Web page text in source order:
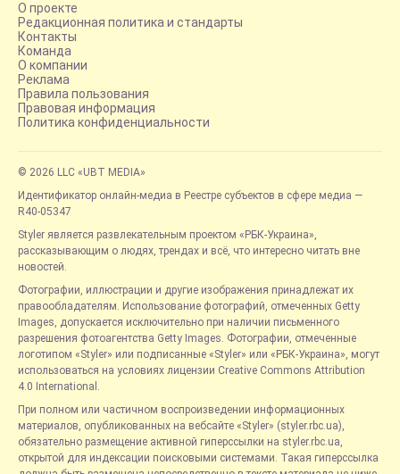
О проекте
Редакционная политика и стандарты
Контакты
Команда
О компании
Реклама
Правила пользования
Правовая информация
Политика конфиденциальности
© 2026 LLC «UBT MEDIA»
Идентификатор онлайн-медиа в Реестре субъектов в сфере медиа —
R40-05347
Styler является развлекательным проектом «РБК-Украина»,
рассказывающим о людях, трендах и всё, что интересно читать вне
новостей.
Фотографии, иллюстрации и другие изображения принадлежат их
правообладателям. Использование фотографий, отмеченных Getty
Images, допускается исключительно при наличии письменного
разрешения фотоагентства Getty Images. Фотографии, отмеченные
логотипом «Styler» или подписанные «Styler» или «РБК-Украина», могут
использоваться на условиях лицензии Creative Commons Attribution
4.0 International.
При полном или частичном воспроизведении информационных
материалов, опубликованных на вебсайте «Styler» (styler.rbc.ua),
обязательно размещение активной гиперссылки на styler.rbc.ua,
открытой для индексации поисковыми системами. Такая гиперссылка